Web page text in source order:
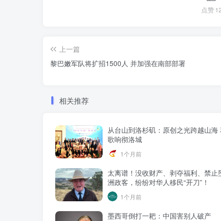
点赞
上一篇
黎巴嫩军队将扩招1500人 并加强在南部部署
相关推荐
从台山到洛杉矶：原创之光跨越山海
歌响彻洛城
1个月前
太离谱！没收财产、剥夺福利、禁
洲政客，纷纷对华人移民“开刀”！
1个月前
墨西哥倒打一耙：中国害别人破产